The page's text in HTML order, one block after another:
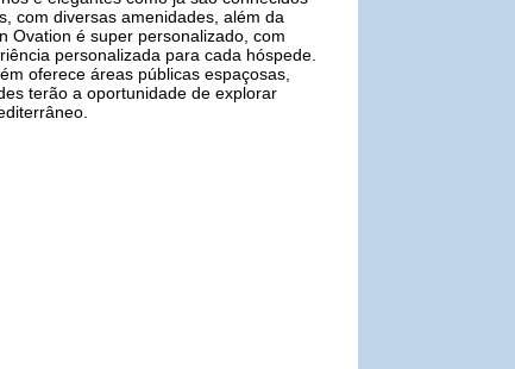
com diversas amenidades, além da
Ovation é super personalizado, com
personalizada para cada hóspede.
oferece áreas públicas espaçosas,
terão a oportunidade de explorar